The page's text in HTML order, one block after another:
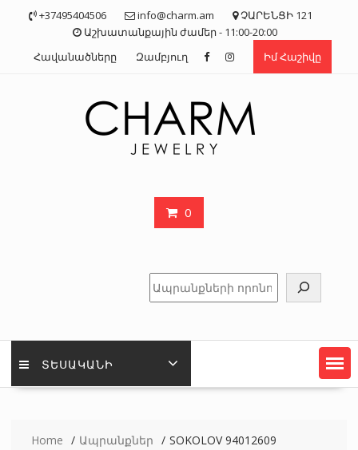
+37495404506 info@charm.am
ՉԱՐԵՆՑԻ 121
Աշխատանքային ժամեր - 11:00-20:00
Հավանածները
Զամբյուղ Իմ Հաշիվը
0
Որոնել
ՏԵՍԱԿԱՆԻ
Home Ապրանքներ SOKOLOV 94012609